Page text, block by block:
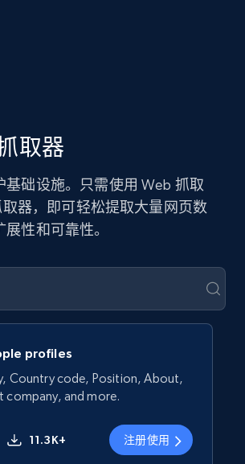
取器
基础设施。只需使用 Web 抓取
器，即可轻松提取大量网页数
性和可靠性。
profiles
Country code, Position, About,
company, and more.
11.3K+ 注册使用